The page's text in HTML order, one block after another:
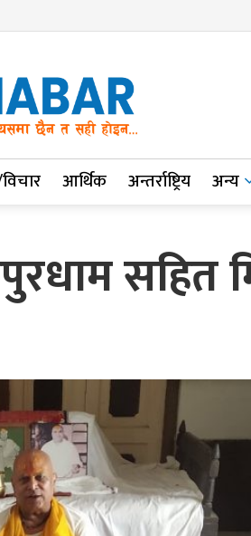
विचार आर्थिक अन्तर्राष्ट्रिय अन्य
सहित